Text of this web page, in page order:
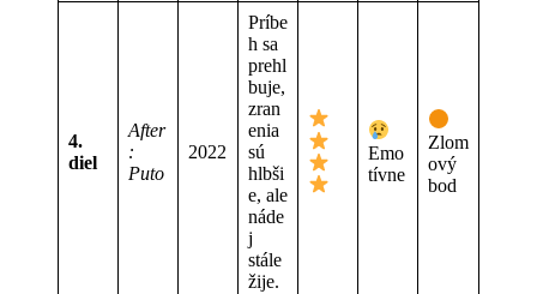
4.
diel
After
:
Puto
2022
Príbe
h sa
prehl
buje,
zran
enia
sú
hlbši
e, ale
náde
j
stále
žije.
Emo
tívne
Zlom
ový
bod